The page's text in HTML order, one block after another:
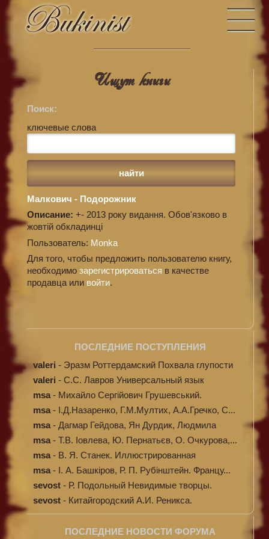
Ищут книги
Поиск:
ключевые слова
Малкович - Подорожник
Описание: +- 2013 року видання. Обов'язково в
жовтій обкладинці
Пользователь: Monka
Для того, чтобы предложить пользователю книгу,
необходимо зарегистрироваться в качестве
продавца или войти.
ПОСЛЕДНИЕ ПОСТУПЛЕНИЯ
valeri - Эразм Роттердамский Похвала глупости
valeri - C.С. Лавров Универсальный язык
программи...
msa - Михайло Сергійович Грушевський.
Ілюстров...
msa - І.Д.Назаренко, Г.М.Мултих, А.А.Гречко, С...
msa - Дагмар Гейдова, Ян Дурдик, Людмила
Кибал...
msa - Т.В. Іовлева, Ю. Пернатьєв, О. Очкурова,...
msa - В. Я. Станек. Иллюстрированная
энциклопе...
msa - І. А. Башкіров, Р. П. Рубінштейн. Францу...
sevost - Р. Подольный Невидимые творцы.
sevost - Китайгородский А.И. Реникса.
ПОСЛЕДНИЕ НОВОСТИ ФОРУМА